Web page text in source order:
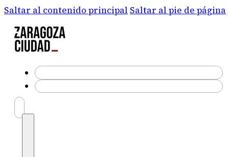
Saltar al contenido principal Saltar al pie de página